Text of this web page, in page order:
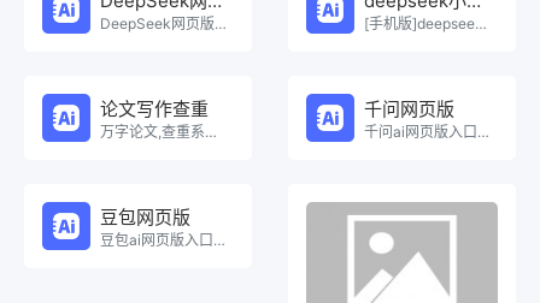
DeepSeek网页版在线免费体验。 [手机版]deepseek小程序在线使用。
论文写作查重
万字论文,查重系统，Ai一键生成原创论文，权威查重系统，论文生成，论文写作，论文查重，论文致谢，论文。
千问网页版
千问ai网页版入口在线使用。
豆包网页版
豆包ai网页版入口在线使用。